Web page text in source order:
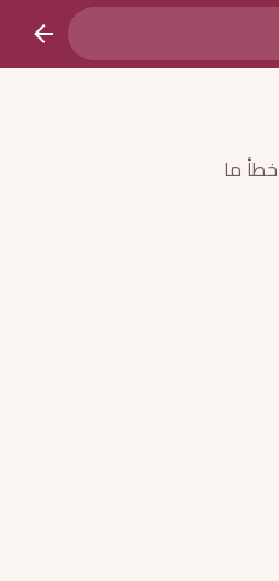
ما